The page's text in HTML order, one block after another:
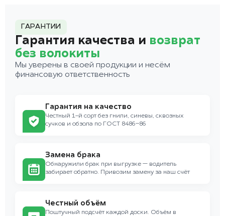
ГАРАНТИИ
Гарантия качества и возврат
без волокиты
Мы уверены в своей продукции и несём
финансовую ответственность
Гарантия на качество
Честный 1-й сорт без гнили, синевы, сквозных
сучков и обзола по ГОСТ 8486–86
Замена брака
Обнаружили брак при выгрузке — водитель
забирает обратно. Привозим замену за наш счёт
Честный объём
Поштучный подсчёт каждой доски. Объём в